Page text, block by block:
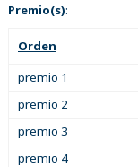
Premio(s):
Orden
premio 1
premio 2
premio 3
premio 4